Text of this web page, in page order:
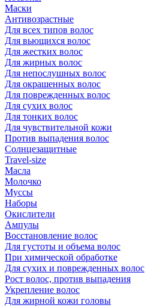
Маски
Антивозрастные
Для всех типов волос
Для вьющихся волос
Для жестких волос
Для жирных волос
Для непослушных волос
Для окрашенных волос
Для поврежденных волос
Для сухих волос
Для тонких волос
Для чувствительной кожи
Против выпадения волос
Солнцезащитные
Travel-size
Масла
Молочко
Муссы
Наборы
Окислители
Ампулы
Восстановление волос
Для густоты и объема волос
При химической обработке
Для сухих и поврежденных волос
Рост волос, против выпадения
Укрепление волос
Для жирной кожи головы